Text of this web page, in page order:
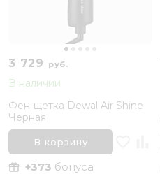
3 729 руб.
В наличии
Фен-щетка Dewal Air Shine
Черная
В корзину
+373 бонуса